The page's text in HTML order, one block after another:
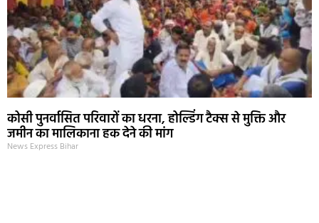
कोसी पुनर्वासित परिवारों का धरना, होल्डिंग टैक्स से मुक्ति और
जमीन का मालिकाना हक देने की मांग
News Express Bihar